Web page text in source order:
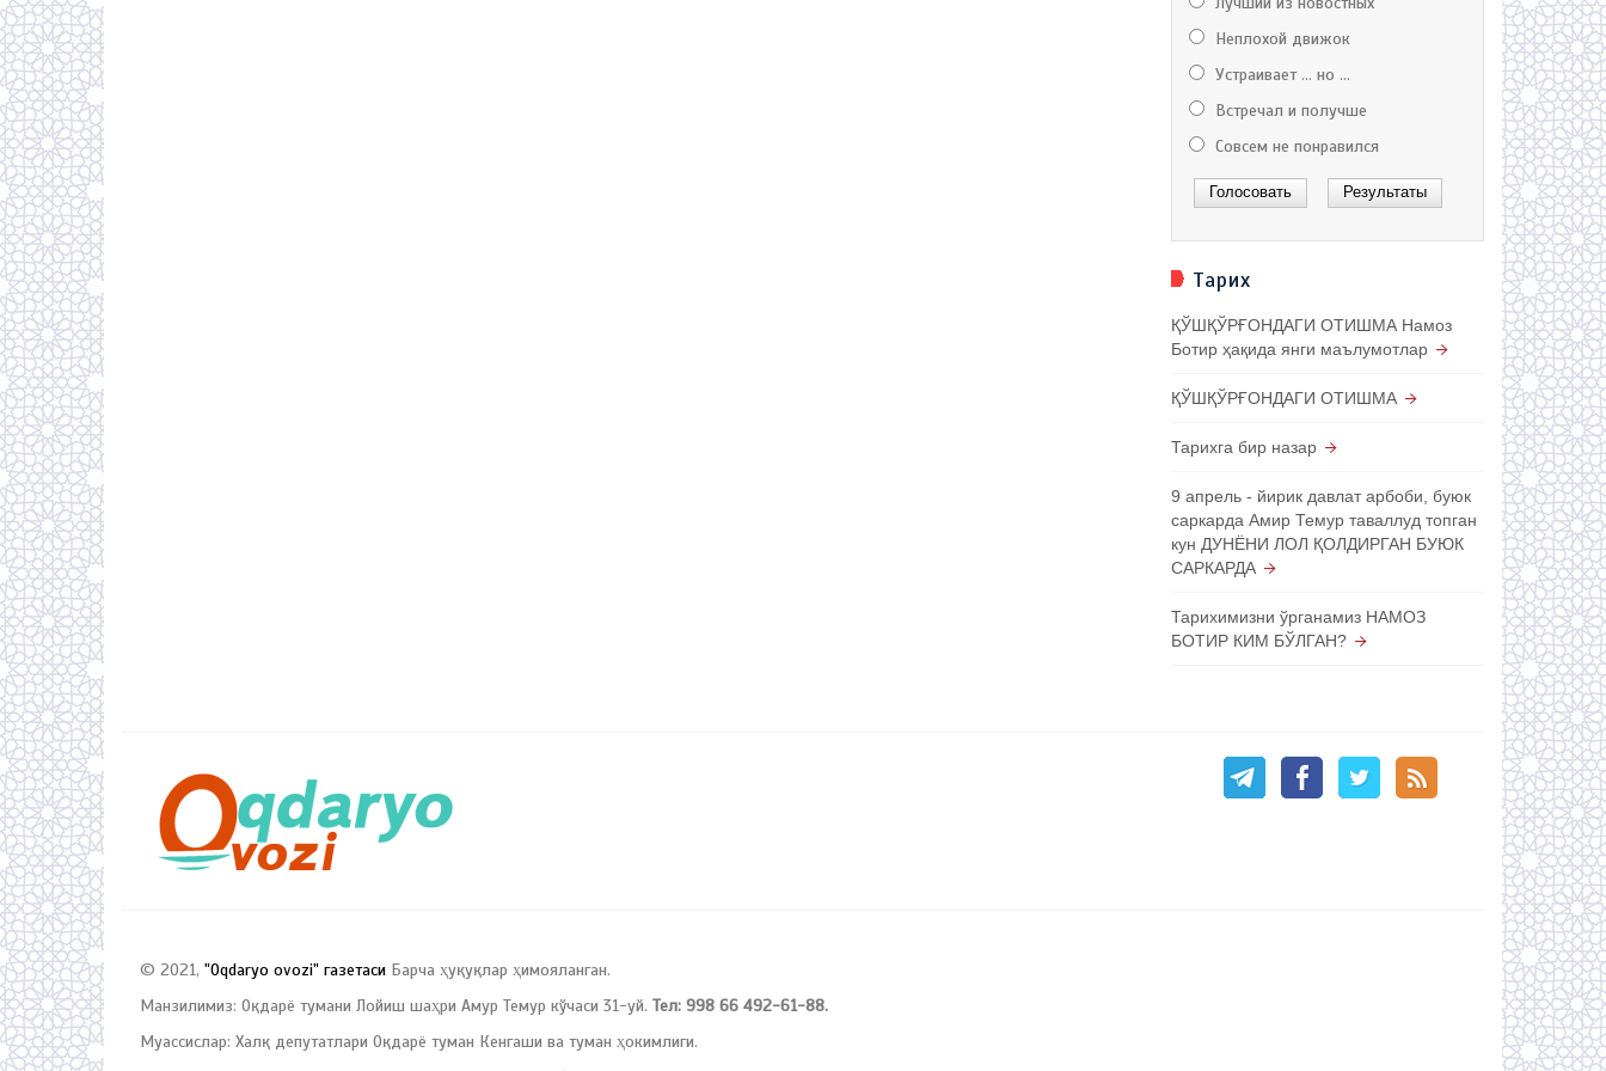
Неплохой движок
Устраивает ... но ...
Встречал и получше
Совсем не понравился
Тарих
ҚЎШҚЎРҒОНДАГИ ОТИШМА Намоз
Ботир ҳақида янги маълумотлар
ҚЎШҚЎРҒОНДАГИ ОТИШМА
Тарихга бир назар
9 апрель - йирик давлат арбоби, буюк
саркарда Амир Темур таваллуд топган
кун ДУНЁНИ ЛОЛ ҚОЛДИРГАН БУЮК
САРКАРДА
Тарихимизни ўрганамиз НАМОЗ
БОТИР КИМ БЎЛГАН?
© 2021, "Oqdaryo ovozi" газетаси Барча ҳуқуқлар ҳимояланган.
Манзилимиз: Оқдарё тумани Лойиш шаҳри Амур Темур кўчаси 31-уй. Тел: 998 66 492-61-88.
Муассислар: Халқ депутатлари Оқдарё туман Кенгаши ва туман ҳокимлиги.